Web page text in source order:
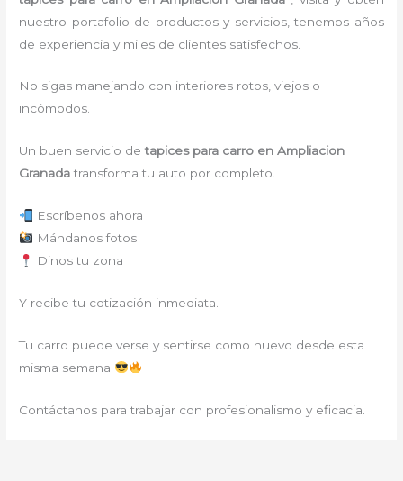
nuestro portafolio de productos y servicios, tenemos años
de experiencia y miles de clientes satisfechos.
No sigas manejando con interiores rotos, viejos o
incómodos.
Un buen servicio detapices para carro en Ampliacion
Granadatransforma tu auto por completo.
Escríbenos ahora
Mándanos fotos
Dinos tu zona
Y recibe tu cotización inmediata.
Tu carro puede verse y sentirse como nuevo desde esta
misma semana
Contáctanos para trabajar con profesionalismo y eficacia.